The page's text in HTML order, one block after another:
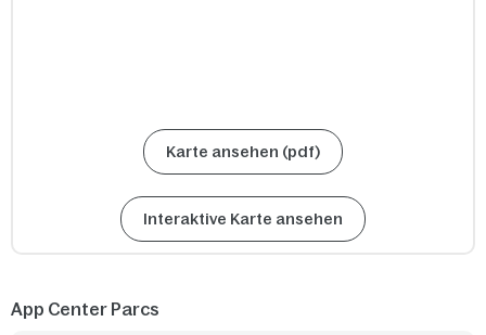
Karte ansehen (pdf)
Interaktive Karte ansehen
App Center Parcs